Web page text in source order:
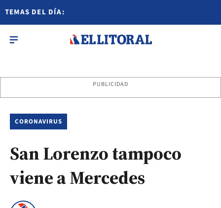
TEMAS DEL DÍA:
PUBLICIDAD
CORONAVIRUS
San Lorenzo tampoco
viene a Mercedes